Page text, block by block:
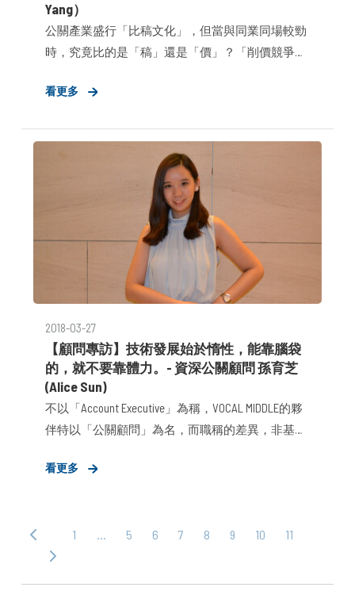
Yang）
公關產業盛行「比稿文化」，但當與同業同場較勁
時，究竟比的是「稿」還是「價」？「削價競爭」
題」才是我們的使命。而「價值」是一體兩面的，
看更多
2018-03-27
【顧問專訪】技術發展始於惰性，能靠腦袋
的，就不要靠體力。- 資深公關顧問 孫育芝
(Alice Sun)
不以「Account Executive」為稱，VOCAL MIDDLE的夥
伴特以「公關顧問」為名，而職稱的差異，非基於
值，最終表顯於服務的價格、組織的獲利、工作者
發展」內外兼具的觀察，分享其所見的「公關顧問
價值」。
看更多
‹ 上
1 5 6 7 8 9 10 11
下